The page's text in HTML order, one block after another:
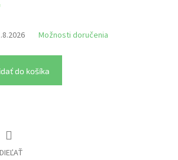
Možnosti doručenia
do košíka